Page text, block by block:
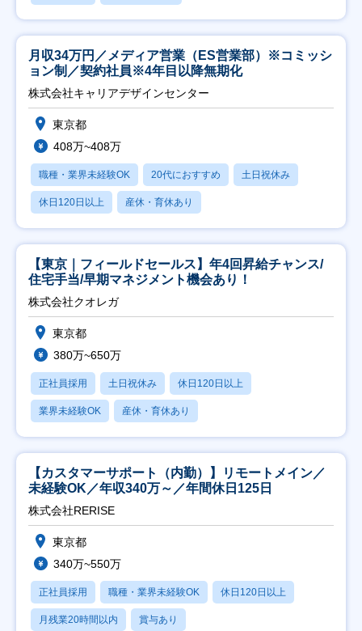
月収34万円／メディア営業（ES営業部）※コミッシ
ョン制／契約社員※4年目以降無期化
株式会社キャリアデザインセンター
東京都
408万~408万
職種・業界未経験OK 20代におすすめ 土日祝休み
休日120日以上 産休・育休あり
【東京｜フィールドセールス】年4回昇給チャンス/
住宅手当/早期マネジメント機会あり！
株式会社クオレガ
東京都
380万~650万
正社員採用 土日祝休み 休日120日以上
業界未経験OK 産休・育休あり
【カスタマーサポート（内勤）】リモートメイン／
未経験OK／年収340万～／年間休日125日
株式会社RERISE
東京都
340万~550万
正社員採用 職種・業界未経験OK 休日120日以上
月残業20時間以内 賞与あり